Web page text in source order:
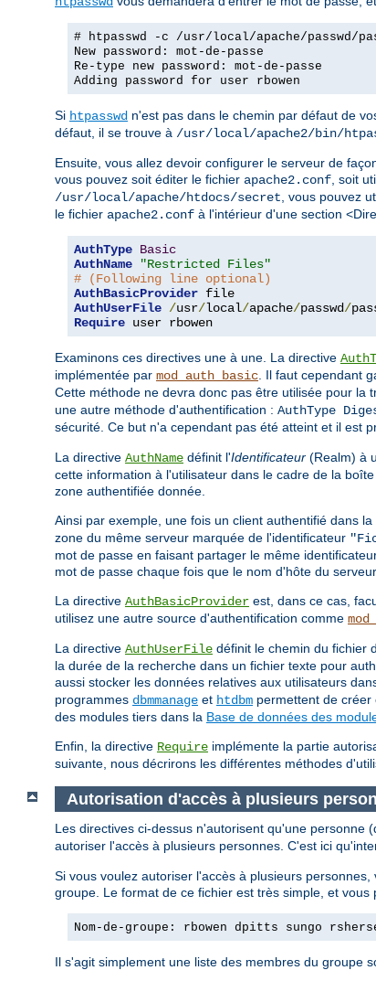
# htpasswd -c /usr/local/apache/passwd/
New password: mot-de-passe
Re-type new password: mot-de-passe
Adding password for user rbowen
Si htpasswd n'est pas dans le chemin par défaut de
défaut, il se trouve à /usr/local/apache2/bin/
Ensuite, vous allez devoir configurer le serveur de
vous pouvez soit éditer le fichier apache2.conf , soit
/usr/local/apache/htdocs/secret , vous pouvez
le fichier apache2.conf à l'intérieur d'une section
AuthType Basic
AuthName
"Restricted Files"
# (Following line optional)
AuthBasicProvider
AuthUserFile /usr/local/apache/passwd/
Require user rbowen
Examinons ces directives une à une. La directive
implémentée par mod_auth_basic . Il faut cependant
Cette méthode ne devra donc pas être utilisée pour la
une autre méthode d'authentification : AuthType
sécurité. Ce but n'a cependant pas été atteint et il est
La directive AuthName définit l'Identificateur (Realm) à
cette information à l'utilisateur dans le cadre de la
zone authentifiée donnée.
Ainsi par exemple, une fois un client authentifié dans la
zone du même serveur marquée de l'identificateur
mot de passe en faisant partager le même
mot de passe chaque fois que le nom d'hôte du
La directive AuthBasicProvider est, dans ce cas,
utilisez une autre source d'authentification comme
La directive AuthUserFile définit le chemin du fichier
la durée de la recherche dans un fichier texte pour
aussi stocker les données relatives aux utilisateurs
programmes dbmmanage et htdbm permettent de
des modules tiers dans la Base de données des
Enfin, la directive Require implémente la partie
suivante, nous décrirons les différentes méthodes
Autorisation d'accès à plusieurs
Les directives ci-dessus n'autorisent qu'une personne
autoriser l'accès à plusieurs personnes. C'est ici
Si vous voulez autoriser l'accès à plusieurs
groupe. Le format de ce fichier est très simple, et
Nom-de-groupe: rbowen dpitts sungo
Il s'agit simplement une liste des membres du groupe